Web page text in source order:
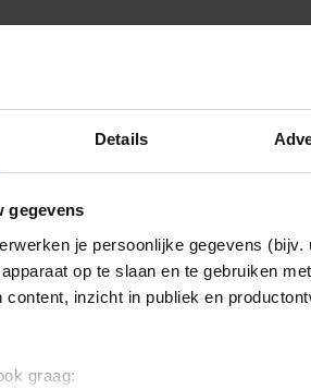
Details
gegevens
je persoonlijke gegevens
op te slaan en te gebruiken
content, inzicht in publiek en
graag: